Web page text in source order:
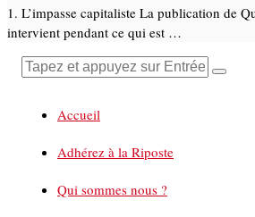
1. L’impasse capitaliste La publication de
intervient pendant ce qui est …
Accueil
Adhérez à la Riposte
Qui sommes nous ?